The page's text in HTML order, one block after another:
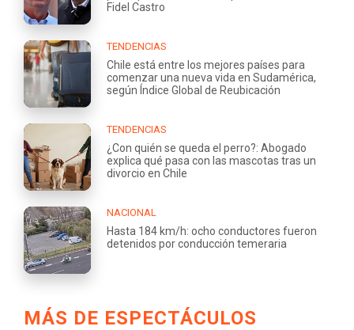
Fidel Castro
TENDENCIAS
Chile está entre los mejores países para
comenzar una nueva vida en Sudamérica,
según Índice Global de Reubicación
TENDENCIAS
¿Con quién se queda el perro?: Abogado
explica qué pasa con las mascotas tras un
divorcio en Chile
NACIONAL
Hasta 184 km/h: ocho conductores fueron
detenidos por conducción temeraria
MÁS DE ESPECTÁCULOS